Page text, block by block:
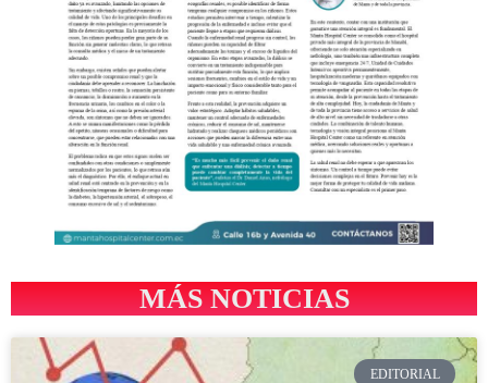
MÁS NOTICIAS
EDITORIAL